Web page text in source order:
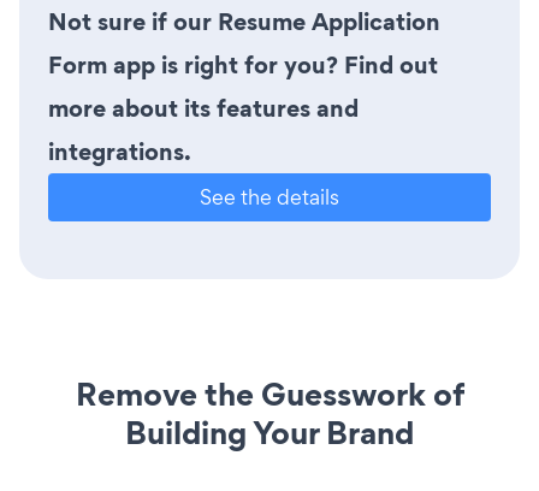
Not sure if our Resume Application
Form app is right for you? Find out
more about its features and
integrations.
See the details
Remove the Guesswork of
Building Your Brand